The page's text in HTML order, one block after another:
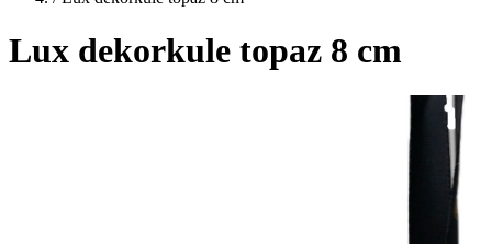
Lux dekorkule topaz 8 cm